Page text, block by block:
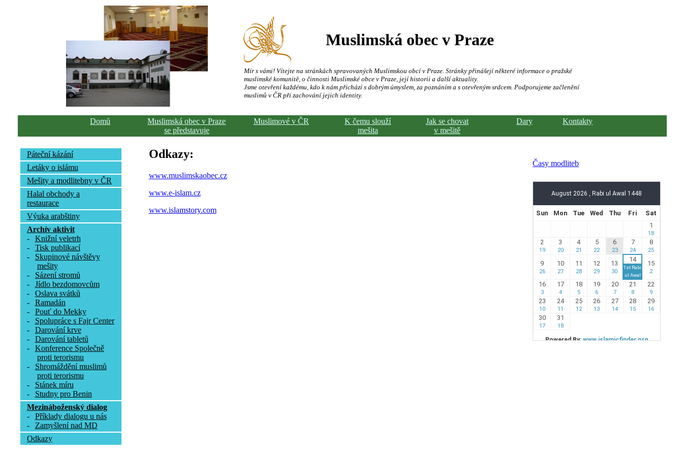
Muslimská obec v Praze
Mír s vámi! Vítejte na stránkách spravovaných Muslimskou obcí v Praze. Stránky přinášejí některé informace o pražské
muslimské komunitě, o činnosti Muslimské obce v Praze, její historii a další aktuality.
Jsme otevření každému, kdo k nám přichází s dobrým úmyslem, za poznáním a s otevřeným srdcem. Podporujeme začlenění
muslimů v ČR při zachování jejich identity.
Domů
Muslimská obec v Praze
se představuje
Muslimové v ČR
K čemu slouží
mešita
Jak se chovat
v mešitě
Dary Kontakty
Páteční kázání
Letáky o islámu
Mešity a modlitebny v ČR
Halal obchody a
restaurace
Výuka arabštiny
Archív aktivit
-
Knižní veletrh
-
Tisk publikací
-
Skupinové návštěvy
mešity
-
Sázení stromů
-
Jídlo bezdomovcům
-
Oslava svátků
-
Ramadán
-
Pouť do Mekky
-
Spolupráce s Fajr Center
-
Darování krve
-
Darování tabletů
-
Konference Společně
proti terorismu
-
Shromáždění muslimů
proti terorismu
-
Stánek míru
-
Studny pro Benin
Mezináboženský dialog
-
Příklady dialogu u nás
-
Zamyšlení nad MD
Odkazy
Odkazy:
www.muslimskaobec.cz
www.e-islam.cz
www.islamstory.com
Časy modliteb